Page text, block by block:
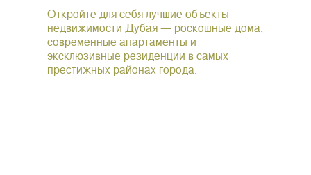
Откройте для себя лучшие объекты
недвижимости Дубая — роскошные дома,
современные апартаменты и
эксклюзивные резиденции в самых
престижных районах города.